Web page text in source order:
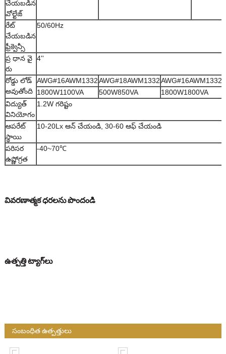
చేయబడిన
వోల్టేజ్
రేట్
చేయబడిన
ఫ్రీక్వెన్సీ
50/60Hz
ప్ర ధాన వై
రు
4''
రోడ్డు లోడ్
అవుతోంది
AWG#16AWM1332AWG#18AWM1332AWG#16AWM1332
1800W1100VA
500W850VA 1800W1800VA
విద్యుత్
వినియోగం
1.2W గరిష్టం
ఆపరేట్
స్థాయి
10-20Lx ఆన్ చేయండి, 30-60 ఆఫ్ చేయండి
పరిసర
ఉష్ణోగ్రత
-40~70℃
వివరణాత్మక ధరలను పొందండి
ఉత్పత్తి ట్యాగ్‌లు
సంబంధిత ఉత్పత్తులు